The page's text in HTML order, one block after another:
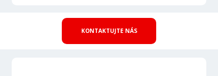
KONTAKTUJTE NÁS